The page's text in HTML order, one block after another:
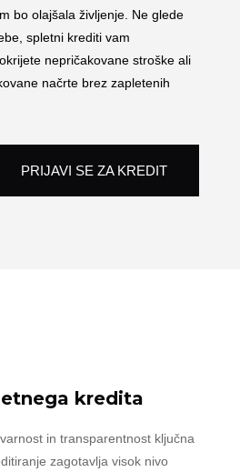
bo olajšala življenje. Ne glede
spletni krediti vam
nepričakovane stroške ali
načrte brez zapletenih
PRIJAVI SE ZA KREDIT
kredita
in transparentnost ključna
zagotavlja visok nivo